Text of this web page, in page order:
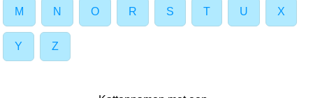
M N O R S T U X
Y Z